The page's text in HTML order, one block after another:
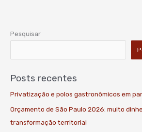
Pesquisar
Posts recentes
Privatização e polos gastronômicos em
Orçamento de São Paulo 2026: muito
transformação territorial